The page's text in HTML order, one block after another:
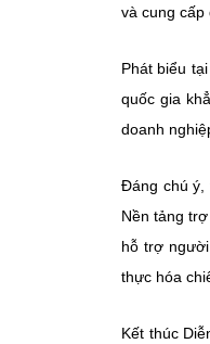
và cung cấp
Phát biểu
quốc gia
doanh
Đáng chú ý,
Nền tảng
hỗ trợ
thực hóa
Kết thúc